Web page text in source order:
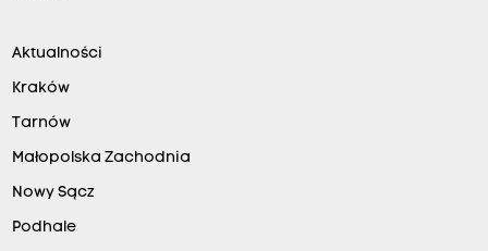
Aktualności
Kraków
Tarnów
Małopolska Zachodnia
Nowy Sącz
Podhale